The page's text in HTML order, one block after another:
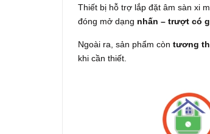
Thiết bị hỗ trợ lắp đặt âm sàn xi
đóng mở dạng nhấn – trượt có
Ngoài ra, sản phẩm còn tương
khi cần thiết.